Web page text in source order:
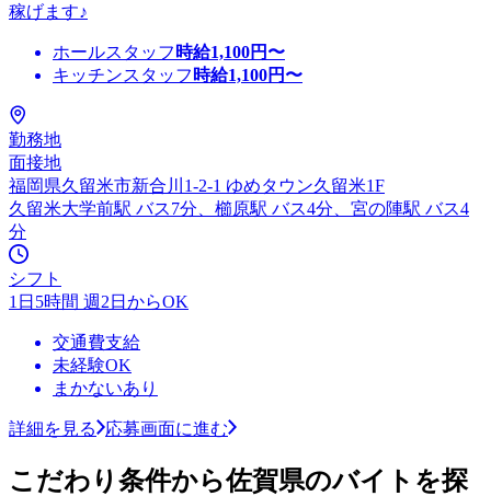
稼げます♪
ホールスタッフ 時給1,100円〜
キッチンスタッフ 時給1,100円〜
勤務地
面接地
福岡県久留米市新合川1-2-1 ゆめタウン久留米1F
久留米大学前駅 バス7分、櫛原駅 バス4分、宮の陣駅 バス4
分
シフト
1日5時間 週2日からOK
交通費支給
未経験OK
まかないあり
詳細を見る 応募画面に進む
こだわり条件から佐賀県のバイトを探